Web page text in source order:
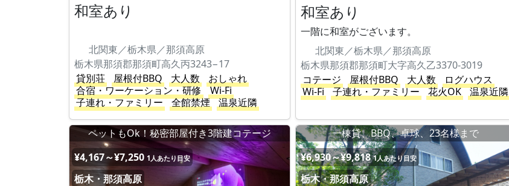
和室あり
北関東／栃木県／那須高原
栃木県那須郡那須町高久丙3243−17
貸別荘
屋根付BBQ 大人数
おしゃれ
合宿・ワーケーション・研修
Wi-Fi
子連れ・ファミリー
全館禁煙 温泉近隣
和室あり
一階に和室がございます。
北関東／栃木県／那須高原
栃木県那須郡那須町大字高久乙3370-3019
コテージ
屋根付BBQ 大人数
ログハウス
Wi-Fi
子連れ・ファミリー 花火OK 温泉近隣
ペットもOk！秘密部屋付き3階建コテージ
¥4,167～¥7,250 1人あたり目安
栃木・那須高原
一棟貸、BBQ、卓球、23名様まで
¥6,930～¥9,818 1人あたり目安
栃木・那須高原